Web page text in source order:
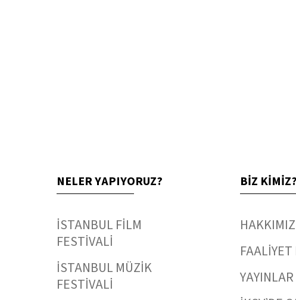
NELER YAPIYORUZ?
İSTANBUL FİLM
FESTİVALİ
İSTANBUL MÜZİK
FESTİVALİ
BİZ KİMİZ?
YAYINLAR